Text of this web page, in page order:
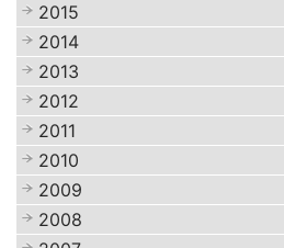
2015
2014
2013
2012
2011
2010
2009
2008